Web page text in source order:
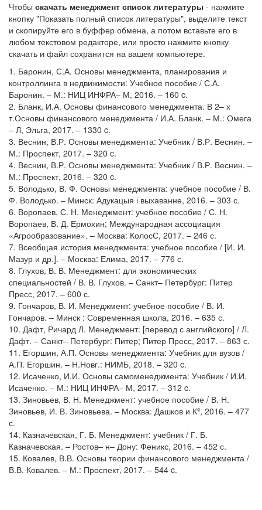
Чтобы скачать менеджмент список литературы - нажмите
кнопку "Показать полный список литературы", выделите текст
и скопируйте его в буффер обмена, а потом вставьте его в
любом текстовом редакторе, или просто нажмите кнопку
скачать и файл сохранится на вашем компьютере.
1. Баронин, С.А. Основы менеджмента, планирования и
контроллинга в недвижимости: Учебное пособие / С.А.
Баронин. – М.: НИЦ ИНФРА– М, 2016. – 160 c.
2. Бланк, И.А. Основы финансового менеджмента. В 2– х
т.Основы финансового менеджмента / И.А. Бланк. – М.: Омега
– Л, Эльга, 2017. – 1330 c.
3. Веснин, В.Р. Основы менеджмента: Учебник / В.Р. Веснин. –
М.: Проспект, 2017. – 320 c.
4. Веснин, В.Р. Основы менеджмента: Учебник / В.Р. Веснин. –
М.: Проспект, 2016. – 320 c.
5. Володько, В. Ф. Основы менеджмента: учебное пособие / В.
Ф. Володько. – Минск: Адукацыя і выхаванне, 2016. – 303 с.
6. Воропаев, С. Н. Менеджмент: учебное пособие / С. Н.
Воропаев, В. Д. Ермохин; Международная ассоциация
«Агрообразование». – Москва: КолосС, 2017. – 246 с.
7. Всеобщая история менеджмента: учебное пособие / [И. И.
Мазур и др.]. – Москва: Елима, 2017. – 776 с.
8. Глухов, В. В. Менеджмент: для экономических
специальностей / В. В. Глухов. – Санкт– Петербург: Питер
Пресс, 2017. – 600 с.
9. Гончаров, В. И. Менеджмент: учебное пособие / В. И.
Гончаров. – Минск : Современная школа, 2016. – 635 с.
10. Дафт, Ричард Л. Менеджмент: [перевод с английского] / Л.
Дафт. – Санкт– Петербург: Питер; Питер Пресс, 2017. – 863 с.
11. Егоршин, А.П. Основы менеджмента: Учебник для вузов /
А.П. Егоршин. – Н.Новг.: НИМБ, 2018. – 320 c.
12. Исаченко, И.И. Основы самоменеджмента: Учебник / И.И.
Исаченко. – М.: НИЦ ИНФРА– М, 2017. – 312 c.
13. Зиновьев, В. Н. Менеджмент: учебное пособие / В. Н.
Зиновьев, И. В. Зиновьева. – Москва: Дашков и Кº, 2016. – 477
с.
14. Казначевская, Г. Б. Менеджмент: учебник / Г. Б.
Казначевская. – Ростов– н– Дону: Феникс, 2016. – 452 с.
15. Ковалев, В.В. Основы теории финансового менеджмента /
В.В. Ковалев. – М.: Проспект, 2017. – 544 c.